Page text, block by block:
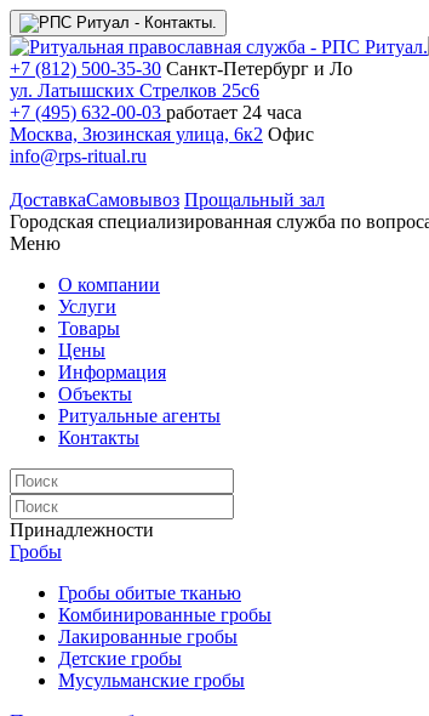
+7 (812) 500-35-30 Санкт-Петербург и Ло
ул. Латышских Стрелков 25с6
+7 (495) 632-00-03 работает 24 часа
Москва, Зюзинская улица, 6к2 Офис
info@rps-ritual.ru
ДоставкаСамовывоз Прощальный зал
Городская специализированная служба по
Меню
О компании
Услуги
Товары
Цены
Информация
Объекты
Ритуальные агенты
Контакты
Принадлежности
Гробы
Гробы обитые тканью
Комбинированные гробы
Лакированные гробы
Детские гробы
Мусульманские гробы